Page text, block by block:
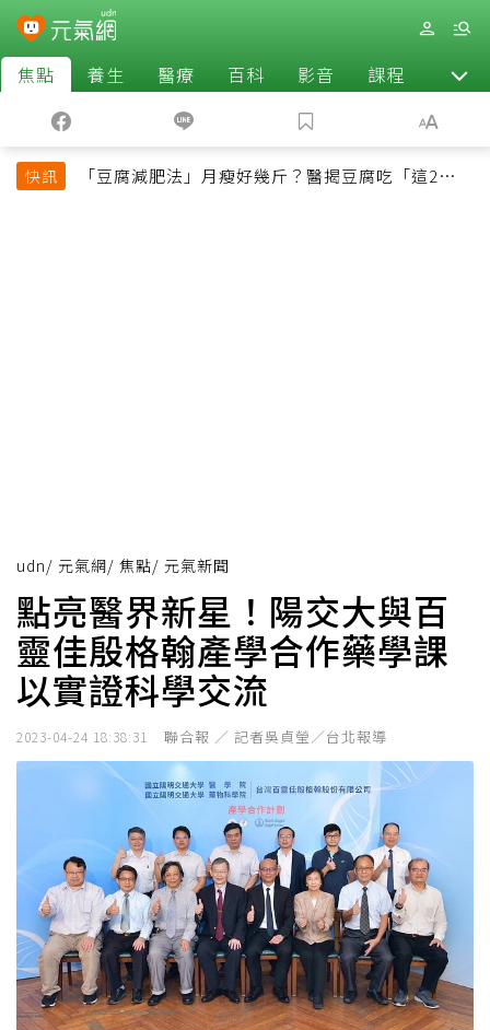
焦點 養生 醫療 百科 影音 課程 退休
快訊
「豆腐減肥法」月瘦好幾斤？醫揭豆腐吃「這2種最
udn/ 元氣網/ 焦點/ 元氣新聞
點亮醫界新星！陽交大與百
靈佳殷格翰產學合作藥學課
以實證科學交流
2023-04-24 18:38:31 聯合報 ／ 記者吳貞瑩／台北報導